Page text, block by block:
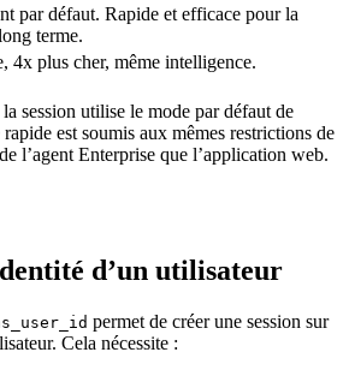
par défaut. Rapide et efficace pour la
terme.
4x plus cher, même intelligence.
la session utilise le mode par défaut de
est soumis aux mêmes restrictions de
l’agent Enterprise que l’application web.
d’un utilisateur
permet de créer une session sur
Cela nécessite :